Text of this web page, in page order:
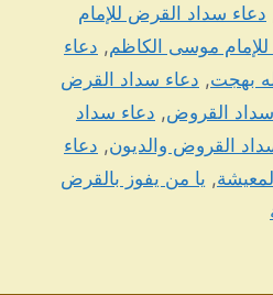
دعاء سداد القرض للإمام
موسى الكاظم, دعاء
بهجت, دعاء سداد القرض
القروض, دعاء سداد
القروض والديون, دعاء
, يا من يفوز بالقرض